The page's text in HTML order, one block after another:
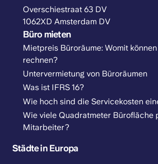
Overschiestraat 63 DV
1062XD Amsterdam DV
Büro mieten
Mietpreis Büroräume: Womit
rechnen?
Untervermietung von Büroräumen
Was ist IFRS 16?
Wie hoch sind die Servicekosten
Wie viele Quadratmeter Bürofläche
Mitarbeiter?
Städte in Europa